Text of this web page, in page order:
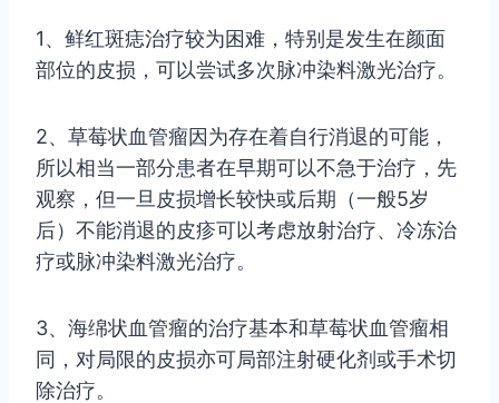
1、鲜红斑痣治疗较为困难，特别是发生在颜面
部位的皮损，可以尝试多次脉冲染料激光治疗。
2、草莓状血管瘤因为存在着自行消退的可能，
所以相当一部分患者在早期可以不急于治疗，先
观察，但一旦皮损增长较快或后期（一般5岁
后）不能消退的皮疹可以考虑放射治疗、冷冻治
疗或脉冲染料激光治疗。
3、海绵状血管瘤的治疗基本和草莓状血管瘤相
同，对局限的皮损亦可局部注射硬化剂或手术切
除治疗。